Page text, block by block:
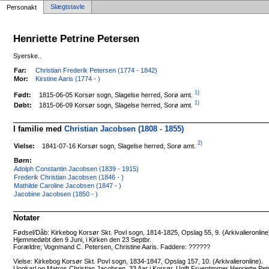
Personakt Slægtstavle
Henriette Petrine Petersen
Syerske..
Far:
Christian Frederik Petersen (1774 - 1842)
Mor:
Kirstine Aaris (1774 - )
Født: 1815-06-05 Korsør sogn, Slagelse herred, Sorø amt. 1)
Døbt: 1815-06-09 Korsør sogn, Slagelse herred, Sorø amt. 1)
I familie medChristian Jacobsen (1808 - 1855)
Vielse: 1841-07-16 Korsør sogn, Slagelse herred, Sorø amt. 2)
Børn:
Adolph Constantin Jacobsen (1839 - 1915)
Frederik Christian Jacobsen (1846 - )
Mathilde Caroline Jacobsen (1847 - )
Jacobine Jacobsen (1850 - )
Notater
Fødsel/Dåb: Kirkebog Korsør Skt. Povl sogn, 1814-1825, Opslag 55, 9.
Hjemmedøbt den 9 Juni, i Kirken den 23 Septbr.
Forældre; Vognmand C. Petersen, Christine Aaris. Faddere: ??????
Vielse: Kirkebog Korsør Skt. Povl sogn, 1834-1847, Opslag 157, 10. (Arkivalieronline).